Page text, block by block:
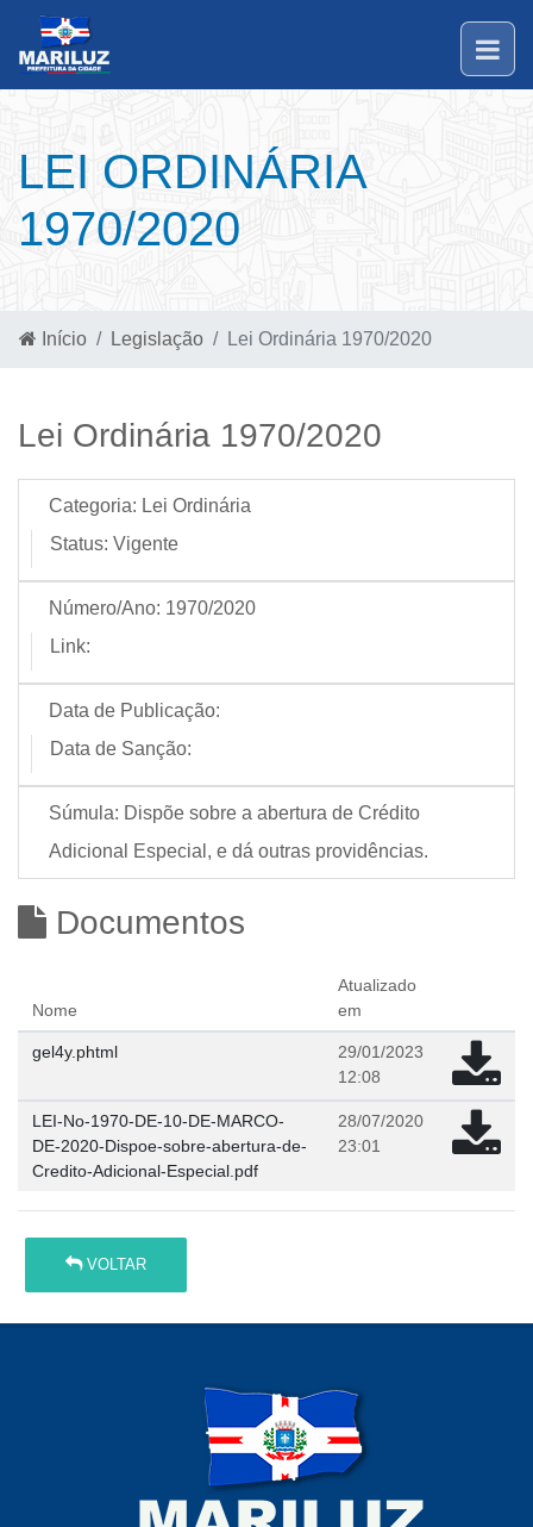
LEI ORDINÁRIA
1970/2020
Início Legislação Lei Ordinária 1970/2020
Lei Ordinária 1970/2020
Categoria: Lei Ordinária
Status: Vigente
Número/Ano: 1970/2020
Link:
Data de Publicação:
Data de Sanção:
Súmula: Dispõe sobre a abertura de Crédito
Adicional Especial, e dá outras providências.
Documentos
Nome
Atualizado
em
gel4y.phtml
29/01/2023
12:08
LEI-No-1970-DE-10-DE-MARCO-
DE-2020-Dispoe-sobre-abertura-de-
Credito-Adicional-Especial.pdf
28/07/2020
23:01
VOLTAR